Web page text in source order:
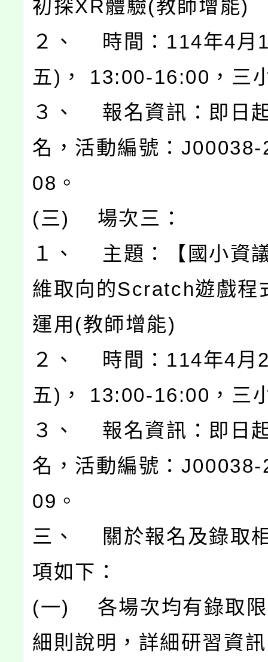
初探XR體驗(教師增能)
２、 時間：114年4月
五)， 13:00-16:00，三
３、 報名資訊：即日
名，活動編號：
08。
(三) 場次三：
１、 主題：【國小資
維取向的Scratch遊戲程
運用(教師增能)
２、 時間：114年4月
五)， 13:00-16:00，三
３、 報名資訊：即日
名，活動編號：
09。
三、 關於報名及錄取
項如下：
(一) 各場次均有錄取限
細則說明，詳細研習資